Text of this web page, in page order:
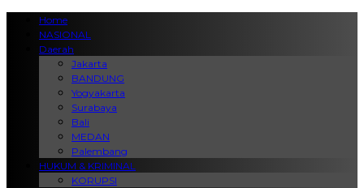
Home
NASIONAL
Daerah
Jakarta
BANDUNG
Yogyakarta
Surabaya
Bali
MEDAN
Palembang
HUKUM & KRIMINAL
KORUPSI